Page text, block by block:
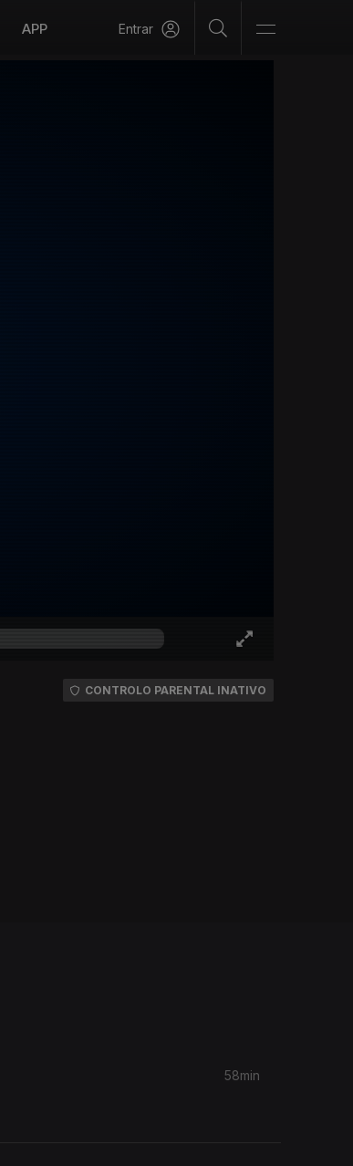
APP Entrar
CONTROLO PARENTAL INATIVO
58min